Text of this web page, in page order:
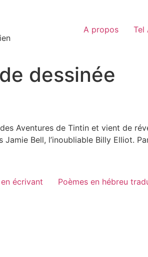
A propos Tel
dessinée
Aventures de Tintin et vient de
Jamie Bell, l’inoubliable Billy Elliot.
écrivant Poèmes en hébreu